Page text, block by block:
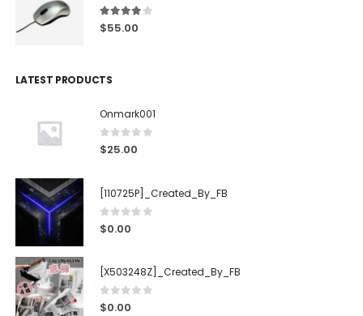
4.00out of 5
$55.00
LATEST PRODUCTS
Onmark001
0out of 5
$25.00
[110725P]_Created_By_FB
0 out of 5
$0.00
[X503248Z]_Created_By_FB
0out of 5
$0.00